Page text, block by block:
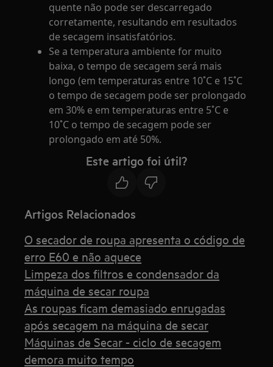
quente não pode ser descarregado
corretamente, resultando em resultados
de secagem insatisfatórios.
Se a temperatura ambiente for muito
baixa, o tempo de secagem será mais
longo (em temperaturas entre 10˚C e 15˚C
o tempo de secagem pode ser prolongado
em 30% e em temperaturas entre 5˚C e
10˚C o tempo de secagem pode ser
prolongado em até 50%.
Este artigo foi útil?
Artigos Relacionados
O secador de roupa apresenta o código de
erro E60 e não aquece
Limpeza dos filtros e condensador da
máquina de secar roupa
As roupas ficam demasiado enrugadas
após secagem na máquina de secar
Máquinas de Secar - ciclo de secagem
demora muito tempo